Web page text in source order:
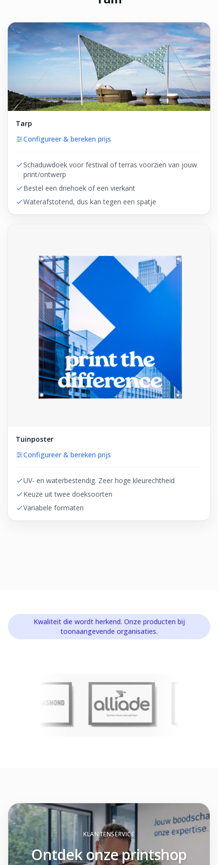
Tarp
Configureer & bereken prijs
Schaduwdoek voor festival of terras voorzien van jouw
print/ontwerp
Bestel een driehoek of een vierkant
Waterafstotend, dus kan tegen een spatje
Tuinposter
Configureer & bereken prijs
UV- en waterbestendig. Zeer hoge kleurechtheid
Keuze uit twee doeksoorten
Variabele formaten
Kwaliteit die wordt herkend. Onze producten bij
toonaangevende organisaties.
KLANTENSERVICE
Ontdek onze printshop